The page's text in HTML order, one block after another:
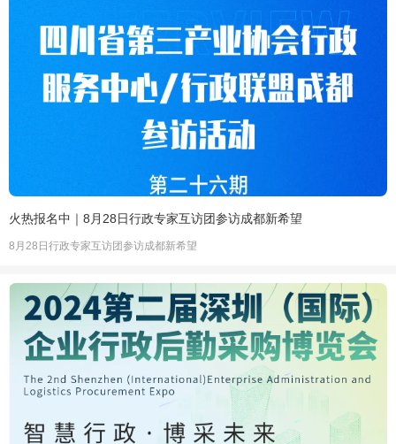
火热报名中｜8月28日行政专家互访团参访成都新希望
8月28日行政专家互访团参访成都新希望